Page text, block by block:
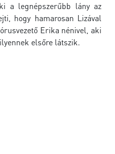
a legnépszerűbb lány az
hogy hamarosan Lizával
Erika nénivel, aki
elsőre látszik.